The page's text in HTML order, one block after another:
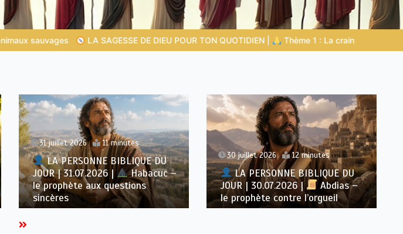
QUOTIDIEN | Thème 1 : La crainte du Seigneur | 1.7 La récompense de l’humilité
31 juillet 2026 11 minutes
LA PERSONNE BIBLIQUE DU
JOUR | 31.07.2026 |
Habacuc –
le prophète aux questions
sincères
30 juillet 2026 12 minutes
LA PERSONNE BIBLIQUE DU
JOUR | 30.07.2026 |
Abdias –
le prophète contre l’orgueil